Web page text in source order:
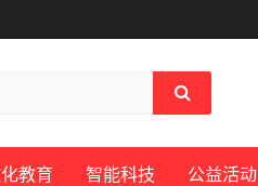
教育 智能科技 公益活动